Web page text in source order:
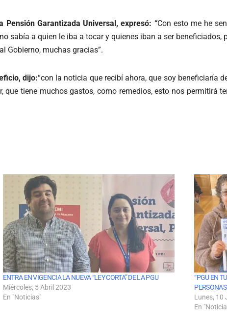
Garantizada Universal, expresó: “Con esto me he
sabía a quien le iba a tocar y quienes iban a ser beneficiados,
Gobierno, muchas gracias”.
dijo:“con la noticia que recibí ahora, que soy beneficiaría
tiene muchos gastos, como remedios, esto nos permitirá
ENTRA EN VIGENCIA LA NUEVA “LEY CORTA” DE LA PGU
Miércoles, 5 Abril 2023
En "Noticias"
“PGU EN
Lunes, 10
En